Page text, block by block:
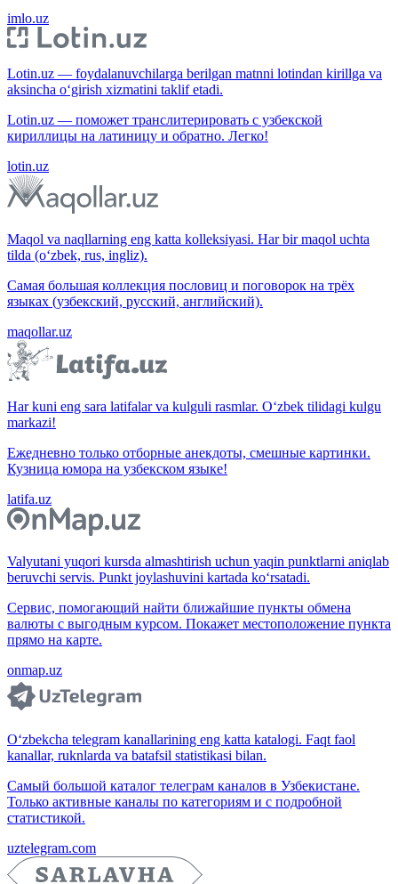
imlo.uz
Lotin.uz — foydalanuvchilarga berilgan matnni lotindan kirillga va
aksincha o‘girish xizmatini taklif etadi.
Lotin.uz — поможет транслитерировать с узбекской
кириллицы на латиницу и обратно. Легко!
lotin.uz
Maqol va naqllarning eng katta kolleksiyasi. Har bir maqol uchta
tilda (o‘zbek, rus, ingliz).
Самая большая коллекция пословиц и поговорок на трёх
языках (узбекский, русский, английский).
maqollar.uz
Har kuni eng sara latifalar va kulguli rasmlar. O‘zbek tilidagi kulgu
markazi!
Ежедневно только отборные анекдоты, смешные картинки.
Кузница юмора на узбекском языке!
latifa.uz
Valyutani yuqori kursda almashtirish uchun yaqin punktlarni aniqlab
beruvchi servis. Punkt joylashuvini kartada ko‘rsatadi.
Сервис, помогающий найти ближайшие пункты обмена
валюты с выгодным курсом. Покажет местоположение пункта
прямо на карте.
onmap.uz
O‘zbekcha telegram kanallarining eng katta katalogi. Faqt faol
kanallar, ruknlarda va batafsil statistikasi bilan.
Самый большой каталог телеграм каналов в Узбекистане.
Только активные каналы по категориям и с подробной
статистикой.
uztelegram.com